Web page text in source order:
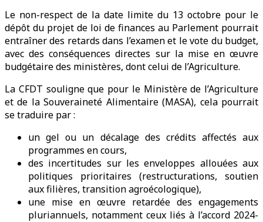
Le non-respect de la date limite du 13 octobre pour le
dépôt du projet de loi de finances au Parlement pourrait
entraîner des retards dans l’examen et le vote du budget,
avec des conséquences directes sur la mise en œuvre
budgétaire des ministères, dont celui de l’Agriculture.
La CFDT souligne que pour le Ministère de l’Agriculture
et de la Souveraineté Alimentaire (MASA), cela pourrait
se traduire par :
un gel ou un décalage des crédits affectés aux
programmes en cours,
des incertitudes sur les enveloppes allouées aux
politiques prioritaires (restructurations, soutien
aux filières, transition agroécologique),
une mise en œuvre retardée des engagements
pluriannuels, notamment ceux liés à l’accord 2024-